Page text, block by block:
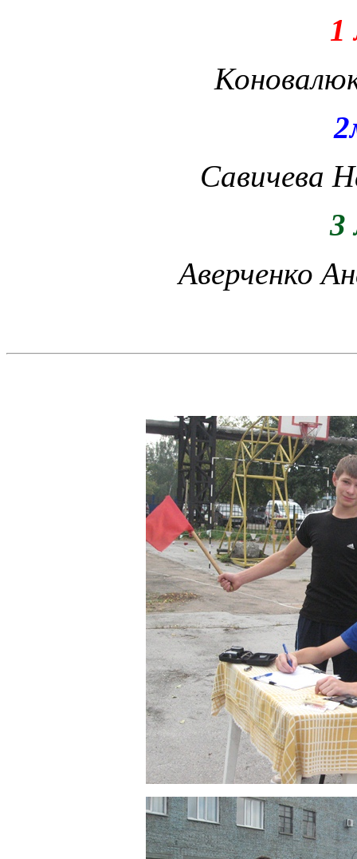
1
Савичева
3
Аверченко